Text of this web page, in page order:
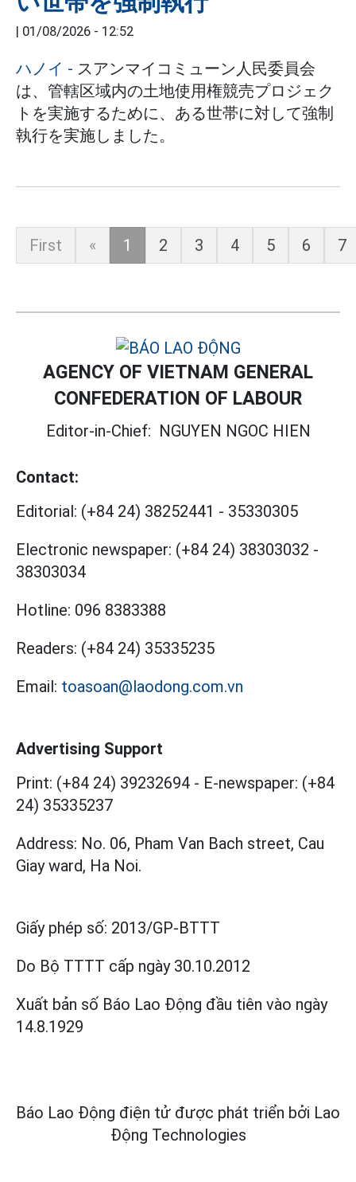
| 01/08/2026 - 12:52
ハノイ - スアンマイコミューン人民委員会
は、管轄区域内の土地使用権競売プロジェク
トを実施するために、ある世帯に対して強制
執行を実施しました。
First « 1 2 3 4 5 6 7
AGENCY OF VIETNAM GENERAL
CONFEDERATION OF LABOUR
Editor-in-Chief: NGUYEN NGOC HIEN
Contact:
Editorial: (+84 24) 38252441 - 35330305
Electronic newspaper: (+84 24) 38303032 -
38303034
Hotline: 096 8383388
Readers: (+84 24) 35335235
Email: toasoan@laodong.com.vn
Advertising Support
Print: (+84 24) 39232694 - E-newspaper: (+84
24) 35335237
Address: No. 06, Pham Van Bach street, Cau
Giay ward, Ha Noi.
Giấy phép số: 2013/GP-BTTT
Do Bộ TTTT cấp ngày 30.10.2012
Xuất bản số Báo Lao Động đầu tiên vào ngày
14.8.1929
Báo Lao Động điện tử được phát triển bởi Lao
Động Technologies